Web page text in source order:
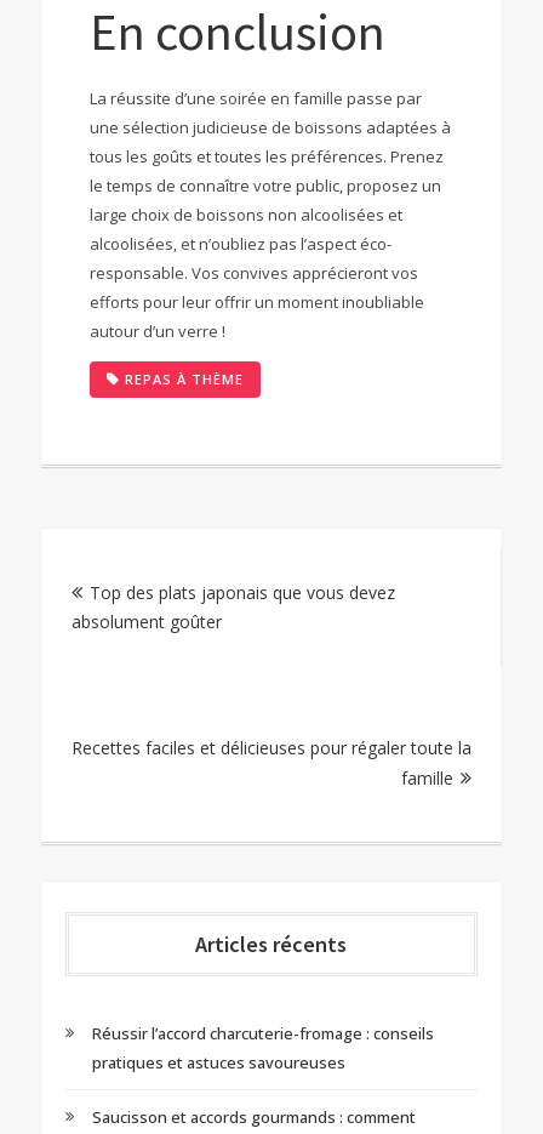
En conclusion
La réussite d’une soirée en famille passe par
une sélection judicieuse de boissons adaptées à
tous les goûts et toutes les préférences. Prenez
le temps de connaître votre public, proposez un
large choix de boissons non alcoolisées et
alcoolisées, et n’oubliez pas l’aspect éco-
responsable. Vos convives apprécieront vos
efforts pour leur offrir un moment inoubliable
autour d’un verre !
REPAS À THÈME
de
Top des plats japonais que vous devez
absolument goûter
Recettes faciles et délicieuses pour régaler toute la
famille
Articles récents
Réussir l’accord charcuterie-fromage : conseils
pratiques et astuces savoureuses
Saucisson et accords gourmands : comment